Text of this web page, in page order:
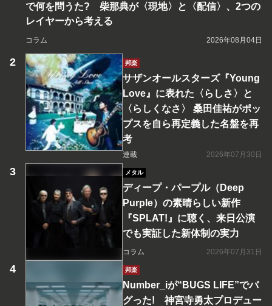
で何を問うた? 柴那典が〈現地〉と〈配信〉、2つの
レイヤーから考える
コラム 2026年08月04日
邦楽
サザンオールスターズ『Young
Love』に表れた〈らしさ〉と
〈らしくなさ〉 桑田佳祐がポッ
プスを自ら再定義した名盤を再
考
連載 2026年07月30日
メタル
ディープ・パープル（Deep
Purple）の素晴らしい新作
『SPLAT!』に聴く、来日公演
でも実証した新体制の実力
コラム 2026年07月31日
邦楽
Number_iが“BUGS LIFE”でバ
グった! 神宮寺勇太プロデュー